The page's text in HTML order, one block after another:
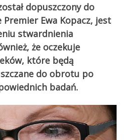
dopuszczony do
Ewa Kopacz, jest
stwardnienia
że oczekuje
które będą
do obrotu po
badań.